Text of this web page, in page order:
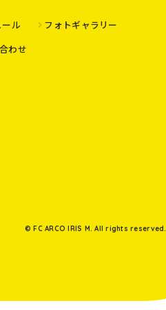
ル
フォトギャラリー
わせ
© FC ARCO IRIS M. All rights reserved.